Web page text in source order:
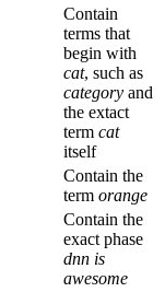
Contain
terms that
begin with
cat, such as
category and
the extact
term cat
itself
Contain the
term orange
Contain the
exact phase
dnn is
awesome